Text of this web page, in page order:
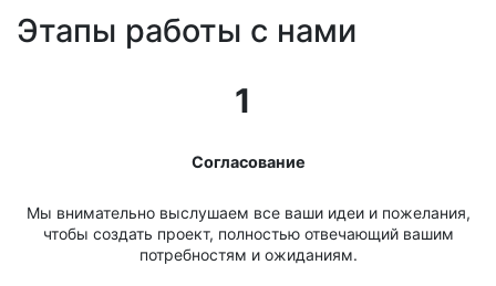
Этапы работы с нами
1
Согласование
Мы внимательно выслушаем все ваши идеи и пожелания,
чтобы создать проект, полностью отвечающий вашим
потребностям и ожиданиям.